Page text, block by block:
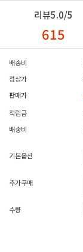
리뷰5.0/5
615
배송비
정상가
판매가
적립금
배송비
기본옵션
추가구매
수량